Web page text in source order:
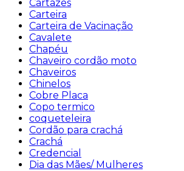
Cartazes
Carteira
Carteira de Vacinação
Cavalete
Chapéu
Chaveiro cordão moto
Chaveiros
Chinelos
Cobre Placa
Copo termico
coqueteleira
Cordão para crachá
Crachá
Credencial
Dia das Mães/ Mulheres